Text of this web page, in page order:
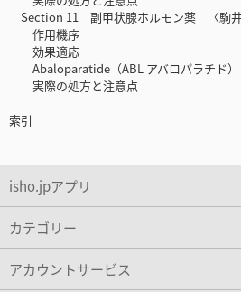
Section 11 副甲状腺ホルモン薬 〈駒
作用機序
効果適応
Abaloparatide（ABL アバロパラチド）
実際の処方と注意点
索引
isho.jpアプリ
カテゴリー
アカウントサービス